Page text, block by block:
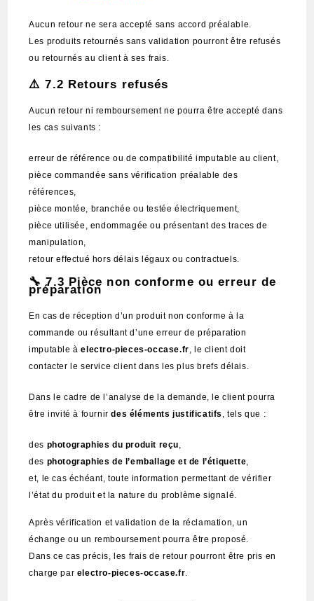
Aucun retour ne sera accepté sans accord préalable.
Les produits retournés sans validation pourront être refusés
ou retournés au client à ses frais.
⚠️ 7.2 Retours refusés
Aucun retour ni remboursement ne pourra être accepté dans
les cas suivants :
erreur de référence ou de compatibilité imputable au client,
pièce commandée sans vérification préalable des
références,
pièce montée, branchée ou testée électriquement,
pièce utilisée, endommagée ou présentant des traces de
manipulation,
retour effectué hors délais légaux ou contractuels.
🔧 7.3 Pièce non conforme ou erreur de
préparation
En cas de réception d’un produit non conforme à la
commande ou résultant d’une erreur de préparation
imputable àelectro-pieces-occase.fr, le client doit
contacter le service client dans les plus brefs délais.
Dans le cadre de l’analyse de la demande, le client pourra
être invité à fournirdes éléments justificatifs , tels que :
des photographies du produit reçu,
des photographies de l’emballage et de l’étiquette,
et, le cas échéant, toute information permettant de vérifier
l’état du produit et la nature du problème signalé.
Après vérification et validation de la réclamation, un
échange ou un remboursement pourra être proposé.
Dans ce cas précis, les frais de retour pourront être pris en
charge par electro-pieces-occase.fr.